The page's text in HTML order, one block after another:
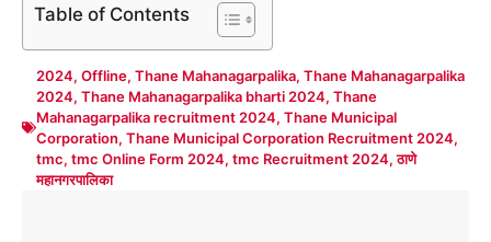
Table of Contents
2024, Offline, Thane Mahanagarpalika, Thane Mahanagarpalika
2024, Thane Mahanagarpalika bharti 2024, Thane
Mahanagarpalika recruitment 2024, Thane Municipal
Corporation, Thane Municipal Corporation Recruitment 2024,
tmc, tmc Online Form 2024, tmc Recruitment 2024,ठाणे
महानगरपालिका